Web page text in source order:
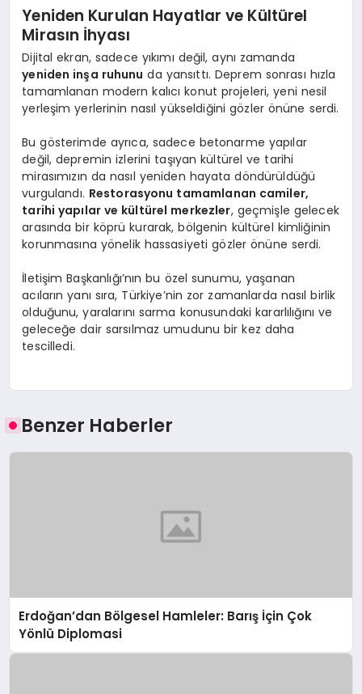
Yeniden Kurulan Hayatlar ve Kültürel
Mirasın İhyası
Dijital ekran, sadece yıkımı değil, aynı zamanda
yeniden inşa ruhunu da yansıttı. Deprem sonrası hızla
tamamlanan modern kalıcı konut projeleri, yeni nesil
yerleşim yerlerinin nasıl yükseldiğini gözler önüne serdi.
Bu gösterimde ayrıca, sadece betonarme yapılar
değil, depremin izlerini taşıyan kültürel ve tarihi
mirasımızın da nasıl yeniden hayata döndürüldüğü
vurgulandı. Restorasyonu tamamlanan camiler,
tarihi yapılar ve kültürel merkezler, geçmişle gelecek
arasında bir köprü kurarak, bölgenin kültürel kimliğinin
korunmasına yönelik hassasiyeti gözler önüne serdi.
İletişim Başkanlığı’nın bu özel sunumu, yaşanan
acıların yanı sıra, Türkiye’nin zor zamanlarda nasıl birlik
olduğunu, yaralarını sarma konusundaki kararlılığını ve
geleceğe dair sarsılmaz umudunu bir kez daha
tescilledi.
Benzer Haberler
Erdoğan’dan Bölgesel Hamleler: Barış İçin Çok
Yönlü Diplomasi